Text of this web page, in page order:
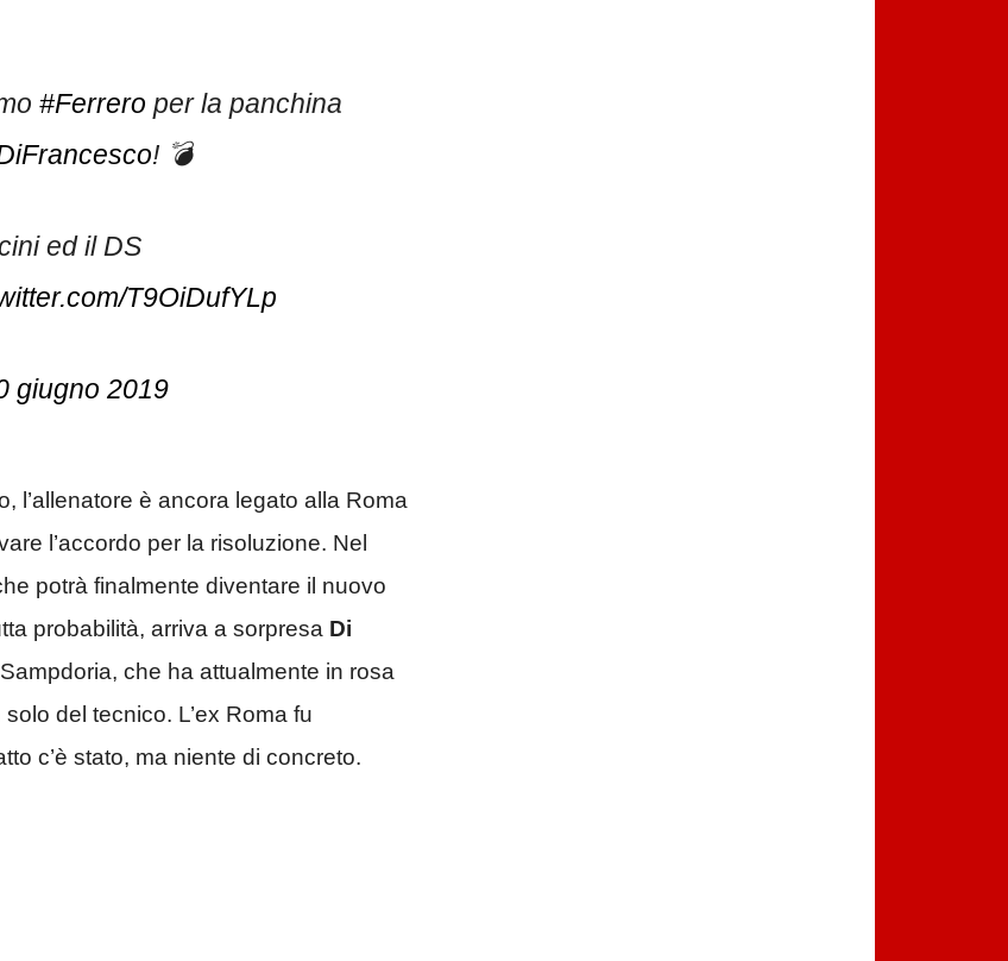
#Ferrero per la panchina
! 💣
ed il DS
T9OiDufYLp
giugno 2019
l’allenatore è ancora legato alla Roma
l’accordo per la risoluzione. Nel
che potrà finalmente diventare il nuovo
probabilità, arriva a sorpresa Di
che ha attualmente in rosa
del tecnico. L’ex Roma fu
c’è stato, ma niente di concreto.